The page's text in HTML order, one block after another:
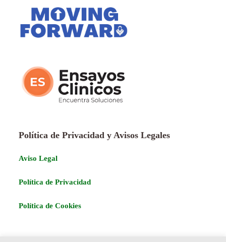
Política de Privacidad y Avisos Legales
Aviso Legal
Política de Privacidad
Política de Cookies